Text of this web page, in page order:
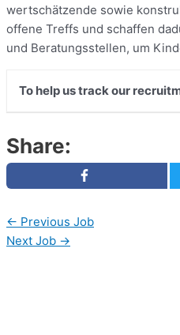
wertschätzende sowie
offene Treffs und schaffen
und Beratungsstellen, um
To help us track our
Share:
← Previous Job
Next Job →